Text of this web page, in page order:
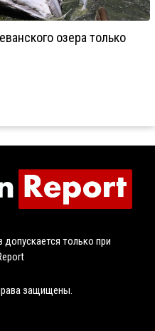
озера только
только при
защищены.